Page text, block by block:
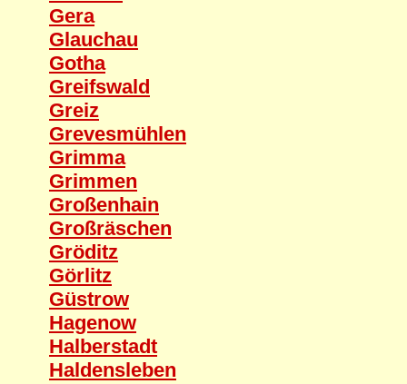
Gera
Glauchau
Gotha
Greifswald
Greiz
Grevesmühlen
Grimma
Grimmen
Großenhain
Großräschen
Gröditz
Görlitz
Güstrow
Hagenow
Halberstadt
Haldensleben